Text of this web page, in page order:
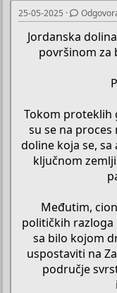
e
t
a
č
t
n
i
d
a
25-05-2025
Jordanska
površinom za
Tokom proteklih
su se na proces
doline koja se,
ključnom
Međutim,
političkih razloga
sa bilo kojom
uspostaviti na
područje